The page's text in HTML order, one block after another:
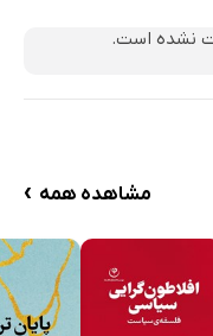
نشده است.
مشاهده همه ›